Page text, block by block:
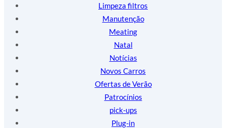
Limpeza filtros
Manutenção
Meating
Natal
Notícias
Novos Carros
Ofertas de Verão
Patrocínios
pick-ups
Plug-in